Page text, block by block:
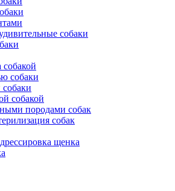
собаки
собаки
собаки
собакой
породами собак
собак
щенка